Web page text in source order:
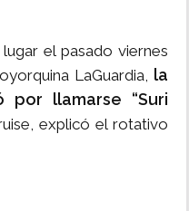
el pasado viernes
LaGuardia, la
llamarse “Suri
explicó el rotativo